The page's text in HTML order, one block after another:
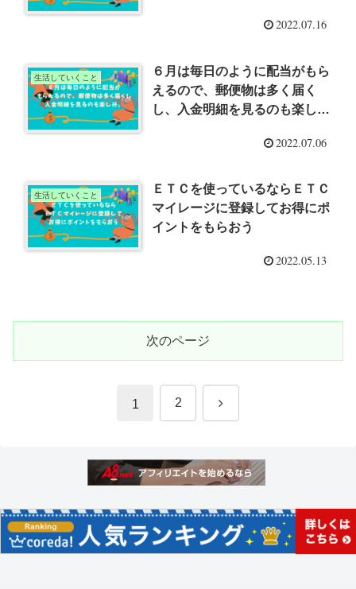
2022.07.16
生活していくこと
６月は毎日のように配当がもら
えるので、郵便物は多く届く
し、入金明細を見るのも楽し
2022.07.06
生活していくこと
ＥＴＣを使っているならＥＴＣ
マイレージに登録してお得にポ
イントをもらおう
2022.05.13
次のページ
1 2 次